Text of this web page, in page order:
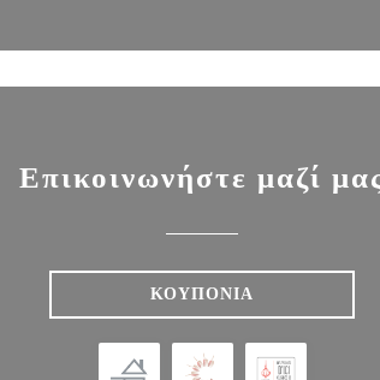
Επικοινωνήστε μαζί
ΚΟΥΠΌΝΙΑ